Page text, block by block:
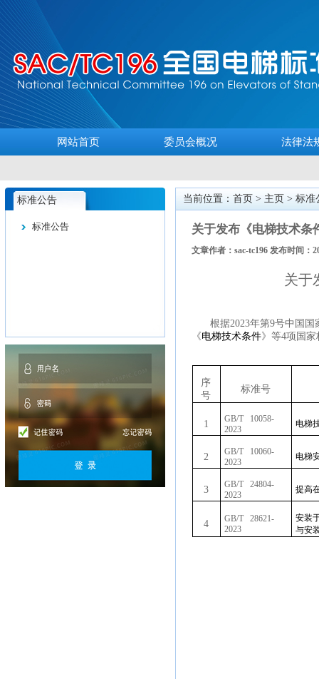
网站首页 委员会概况 法律法
标准公告
标准公告
当前位置：首页 > 主页 >标准
关于发布《电梯技术条
文章作者：sac-tc196 发布时间：
关于
根据2023年第9号中国
《电梯技术条件》等4项国
序
号
标准号
1
GB/T 10058-
2023
电梯
2
GB/T 10060-
2023
电梯
3
GB/T 24804-
2023
提高
4
GB/T 28621-
2023
安装
与安